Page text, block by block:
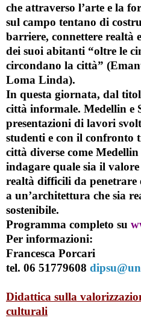
che attraverso l’arte e la
sul campo tentano di
barriere, connettere realtà
dei suoi abitanti “oltre le
circondano la città”
Loma Linda).
In questa giornata, dal
città informale. Medellin e
presentazioni di lavori
studenti e con il confronto
città diverse come
indagare quale sia il
realtà difficili da
a un’architettura che sia
sostenibile.
Programma completo su
Per informazioni:
Francesca Porcari
tel. 06 51779608
Didattica sulla
culturali